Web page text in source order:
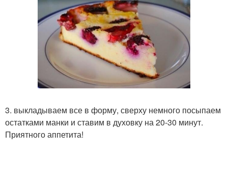
3. выкладываем все в форму, сверху немного посыпаем
остатками манки и ставим в духовку на 20-30 минут.
Приятного аппетита!